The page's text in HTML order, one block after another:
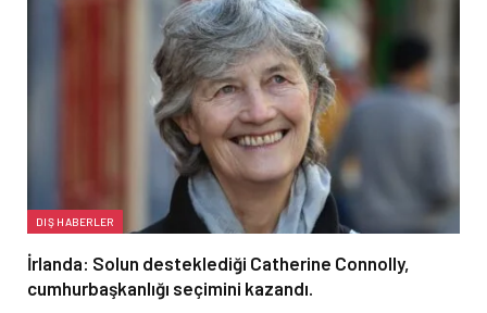
DIŞ HABERLER
İrlanda: Solun desteklediği Catherine Connolly,
cumhurbaşkanlığı seçimini kazandı.